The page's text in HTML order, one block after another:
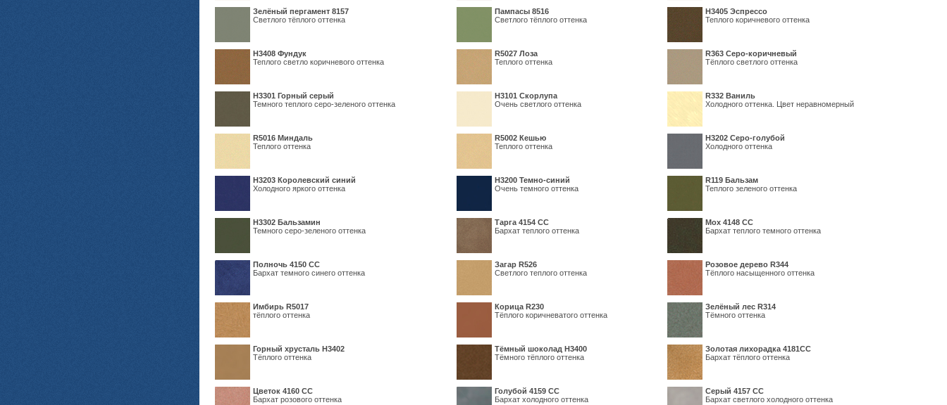
Зелёный пергамент 8157
Светлого тёплого оттенка
Пампасы 8516
Светлого тёплого оттенка
Н3405 Эспрессо
Теплого коричневого оттенка
Н3408 Фундук
Теплого светло коричневого оттенка
R5027 Лоза
Теплого оттенка
R363 Серо-коричневый
Тёплого светлого оттенка
Н3301 Горный серый
Темного теплого серо-зеленого оттенка
Н3101 Скорлупа
Очень светлого оттенка
R332 Ваниль
Холодного оттенка. Цвет неравномерный
R5016 Миндаль
Теплого оттенка
R5002 Кешью
Теплого оттенка
Н3202 Серо-голубой
Холодного оттенка
Н3203 Королевский синий
Холодного яркого оттенка
Н3200 Темно-синий
Очень темного оттенка
R119 Бальзам
Теплого зеленого оттенка
Н3302 Бальзамин
Темного серо-зеленого оттенка
Тарга 4154 СС
Бархат теплого оттенка
Мох 4148 СС
Бархат теплого темного оттенка
Полночь 4150 СС
Бархат темного синего оттенка
Загар R526
Светлого теплого оттенка
Розовое дерево R344
Тёплого насыщенного оттенка
Имбирь R5017
тёплого оттенка
Корица R230
Тёплого коричневатого оттенка
Зелёный лес R314
Тёмного оттенка
Горный хрусталь H3402
Тёплого оттенка
Тёмный шоколад H3400
Тёмного тёплого оттенка
Золотая лихорадка 4181СС
Бархат тёплого оттенка
Цветок 4160 СС
Бархат розового оттенка
Голубой 4159 СС
Бархат холодного оттенка
Серый 4157 СС
Бархат светлого холодного оттенка